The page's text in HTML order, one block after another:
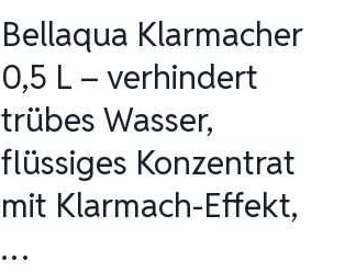
Bellaqua Klarmacher
0,5 L – verhindert
trübes Wasser,
flüssiges Konzentrat
mit Klarmach-Effekt,
…